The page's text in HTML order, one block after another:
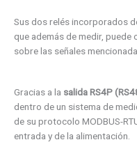
Sus dos relés incorporados
que además de medir,
sobre las señales
Gracias a la salida RS4P
dentro de un sistema de
de su protocolo MODBUS-
entrada y de la alimentación.